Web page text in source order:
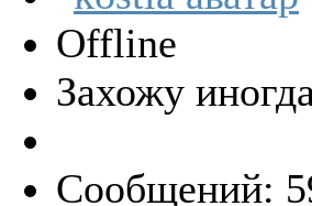
Offline
Захожу
Сообщений: